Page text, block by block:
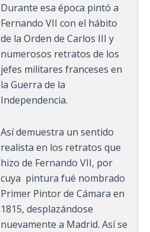
Durante esa época pintó a
Fernando VII con el hábito
de la Orden de Carlos III y
numerosos retratos de los
jefes militares franceses en
la Guerra de la
Independencia.
Así demuestra un sentido
realista en los retratos que
hizo de Fernando VII, por
cuya pintura fué nombrado
Primer Pintor de Cámara en
1815, desplazándose
nuevamente a Madrid. Así se